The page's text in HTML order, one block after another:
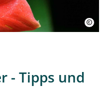
- Tipps und